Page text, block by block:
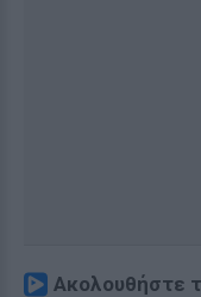
Ακολουθήστε